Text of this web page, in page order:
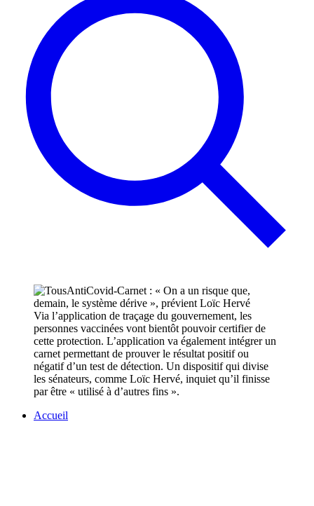
Via l’application de traçage du gouvernement, les
personnes vaccinées vont bientôt pouvoir certifier de
cette protection. L’application va également intégrer un
carnet permettant de prouver le résultat positif ou
négatif d’un test de détection. Un dispositif qui divise
les sénateurs, comme Loïc Hervé, inquiet qu’il finisse
par être « utilisé à d’autres fins ».
Accueil